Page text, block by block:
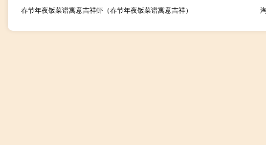
春节年夜饭菜谱寓意吉祥虾（春节年夜饭菜谱寓意吉祥）